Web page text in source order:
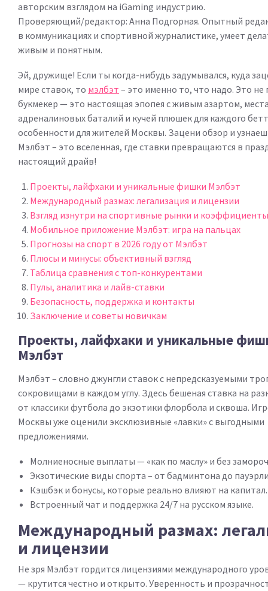
авторским взглядом на iGaming индустрию.
Проверяющий/редактор: Анна Подгорная. Опытный
в коммуникациях и спортивной журналистике, умеет
живым и понятным.
Эй, дружище! Если ты когда-нибудь задумывался, куда
мире ставок, то мэлбэт – это именно то, что надо. Это не
букмекер — это настоящая эпопея с живым азартом,
адреналиновых баталий и кучей плюшек для каждого
особенности для жителей Москвы. Зацени обзор и
Мэлбэт – это вселенная, где ставки превращаются в
настоящий драйв!
Проекты, лайфхаки и уникальные фишки Мэлбэт
Международный размах: легализация и лицензии
Взгляд изнутри на спортивные рынки и коэффициенты
Мобильное приложение Мэлбэт: игра на пальцах
Прогнозы на спорт в 2026 году от Мэлбэт
Плюсы и минусы: объективный взгляд
Таблица сравнения с топ-конкурентами
Пулы, аналитика и лайв-ставки
Безопасность, поддержка и контакты
Заключение и советы новичкам
Проекты, лайфхаки и уникальные
Мэлбэт
Мэлбэт – словно джунгли ставок с непредсказуемыми
сокровищами в каждом углу. Здесь бешеная ставка на
от классики футбола до экзотики флорбола и сквоша.
Москвы уже оценили эксклюзивные «лавки» с выгодными
предложениями.
Молниеносные выплаты — «как по маслу» и без
Экзотические виды спорта – от бадминтона до
Кэшбэк и бонусы, которые реально влияют на капитал.
Встроенный чат и поддержка 24/7 на русском языке.
Международный размах:
и лицензии
Не зря Мэлбэт гордится лицензиями международного
— крутится честно и открыто. Уверенность и